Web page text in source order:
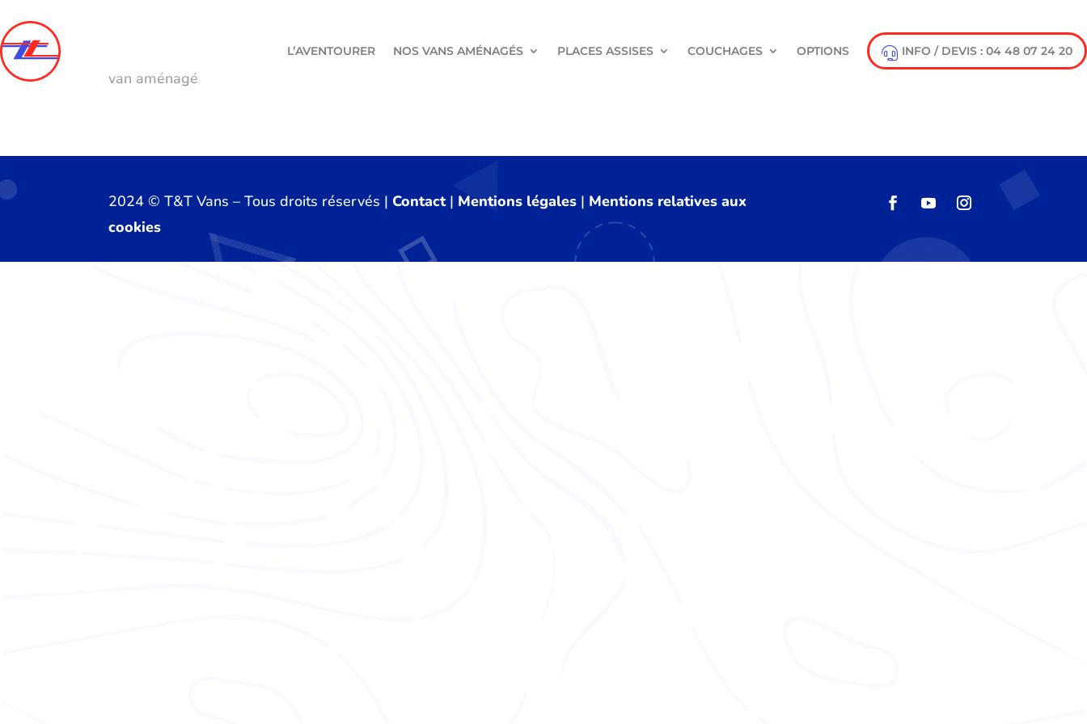
L’AVENTOURER NOS VANS AMÉNAGÉS PLACES ASSISES COUCHAGES OPTIONS INFO / DEVIS : 04 48 07 24 20
van aménagé
2024 ©️ T&T Vans – Tous droits réservés | Contact| Mentions légales | Mentions relatives aux
cookies